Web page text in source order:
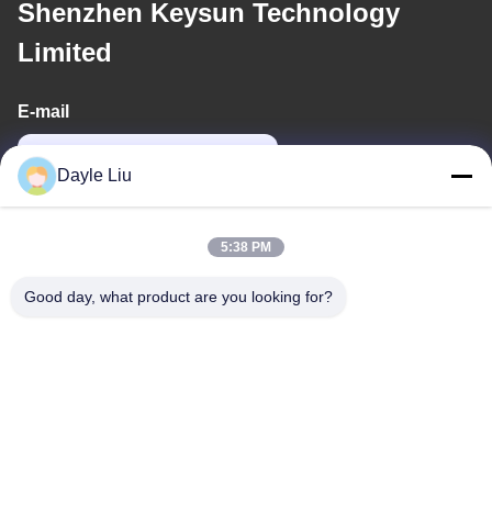
Shenzhen Keysun Technology
Limited
E-mail
Dayle Liu
5:38 PM
Good day, what product are you looking for?